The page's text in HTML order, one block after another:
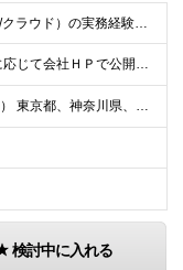
・インフラ（NW/サーバ/クラウド）の実務経験をお持ちの方（目安：1年以上は全員面接確定） ・インフラに興味がある未経験の方 ・学歴不問 ■ こんな方を歓迎します ・IaC（Terraform等）
＜＜仕組み＞＞ 月単価に応じて会社ＨＰで公開しているテーブルにもとづき毎月決定されます！ https://www.tech4u.dev/payroll ＜＜実績＞＞ 平均年収実績：590万円 ＜＜
（希望にあわせた選択制） 東京都、神奈川県、埼玉県、千葉県、大阪府、兵庫県、京都府、愛知県、福岡県の各プロジェクト先 ・フル／ハイブリッドリモート案件あり ・転勤なし ・U・Iターンも歓迎＆支援可能
検討中に入れる